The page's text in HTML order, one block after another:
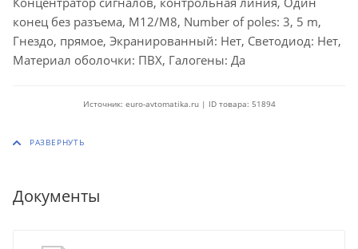
конец без разъема, M12/M8, Number of poles: 3, 5 m,
Гнездо, прямое, Экранированный: Нет, Светодиод: Нет,
Материал оболочки: ПВХ, Галогены: Да
Источник: euro-avtomatika.ru | ID товара: 51894
Документы